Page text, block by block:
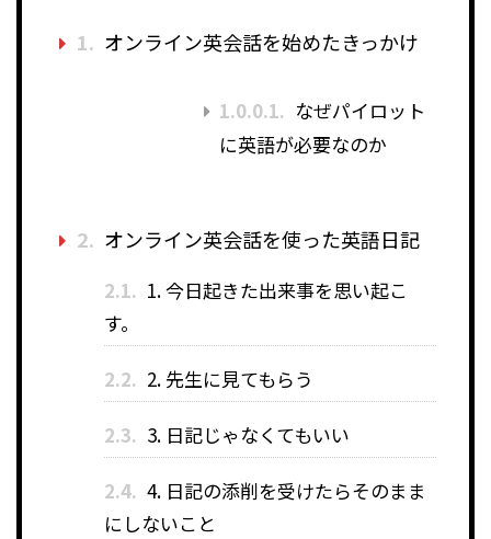
1. オンライン英会話を始めたきっかけ
1.0.0.1. なぜパイロット
に英語が必要なのか
2. オンライン英会話を使った英語日記
2.1. 1. 今日起きた出来事を思い起こ
す。
2.2. 2. 先生に見てもらう
2.3. 3. 日記じゃなくてもいい
2.4. 4. 日記の添削を受けたらそのまま
にしないこと